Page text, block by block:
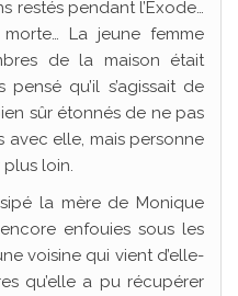
restés pendant l’Exode…
La jeune femme
de la maison était
qu’il s’agissait de
sûr étonnés de ne pas
avec elle, mais personne
loin.
la mère de Monique
enfouies sous les
voisine qui vient d’elle-
qu’elle a pu récupérer